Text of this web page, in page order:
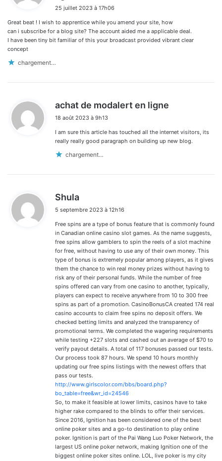
t
:
25 juillet 2023 à 17h06
Great beat ! I wish to apprentice while you amend your site, how
can i subscribe for a blog site? The account aided me a applicable deal.
I have been tiny bit familiar of this your broadcast provided vibrant clear
concept
chargement…
achat de modalert en ligne
:
18 août 2023 à 9h13
I am sure this article has touched all the internet visitors, its
really really good paragraph on building up new blog.
chargement…
Shula
t
:
5 septembre 2023 à 12h16
Free spins are a type of bonus feature that is commonly found
in Canadian online casino slot games. As the name suggests,
free spins allow gamblers to spin the reels of a slot machine
for free, without having to use any of their own money. This
type of bonus is extremely popular among players, as it gives
them the chance to win real money prizes without having to
risk any of their personal funds. While the number of free
spins offered can vary from one casino to another, typically,
players can expect to receive anywhere from 10 to 300 free
spins as part of a promotion. CasinoBonusCA created 174 real
casino accounts to claim free spins no deposit offers. We
checked betting limits and analyzed the transparency of
promotional terms. We completed the wagering requirements
while testing +227 slots and cashed out an average of $70 to
verify payout details. A total of 117 bonuses passed our tests.
Our process took 87 hours. We spend 10 hours monthly
updating our free spins listings with the newest offers that
pass our tests.
http://www.girlscolor.com/bbs/board.php?
bo_table=free&wr_id=24546
So, to make it feasible at lower limits, casinos have to take
higher rake compared to the blinds to offer their services.
Since 2016, Ignition has been considered one of the best
online poker sites and a go-to destination to play online
poker. Ignition is part of the Pai Wang Luo Poker Network, the
largest US online poker network, making Ignition one of the
biggest online poker sites online. LOL, live poker is my city